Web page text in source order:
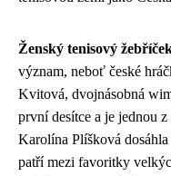
Ženský tenisový
význam, neboť české
Kvitová, dvojnásobná
první desítce a je jednou
Karolína Plíšková
patří mezi favoritky